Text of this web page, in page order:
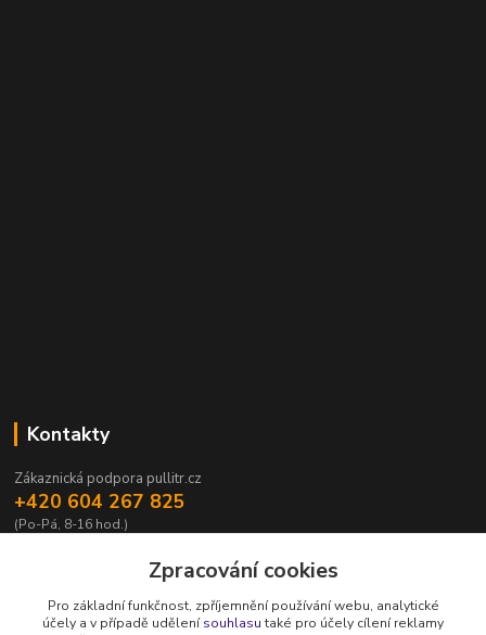
Kontakty
Zákaznická podpora pullitr.cz
+420 604 267 825
(Po-Pá, 8-16 hod.)
Zpracování cookies
Pro základní funkčnost, zpříjemnění používání webu, analytické
účely a v případě udělenísouhlasutaké pro účely cílení reklamy